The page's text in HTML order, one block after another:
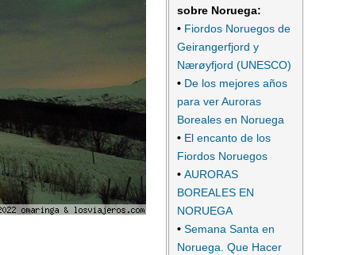
sobre Noruega:
• Fiordos Noruegos de
Geirangerfjord y
Nærøyfjord (UNESCO)
• De los mejores años
para ver Auroras
Boreales en Noruega
• El encanto de los
Fiordos Noruegos
• AURORAS
BOREALES EN
NORUEGA
• Semana Santa en
Noruega. Que Hacer